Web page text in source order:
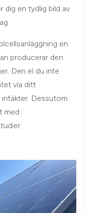
dig en tydlig bild av
en
producerar den
Den el du inte
via ditt
intäkter. Dessutom
med